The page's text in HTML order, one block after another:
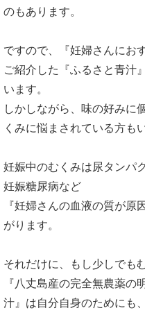
のもあります。
ですので、『妊婦さんにお
ご紹介した『ふるさと青汁
います。
しかしながら、味の好みに
くみに悩まされている方も
妊娠中のむくみは尿タンパ
妊娠糖尿病など
『妊婦さんの血液の質が原
がります。
それだけに、もし少しでも
『八丈島産の完全無農薬の
汁』は自分自身のためにも、